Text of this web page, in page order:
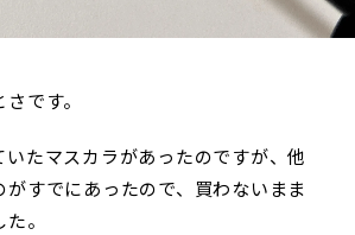
です。
いたマスカラがあったのですが、他
がすでにあったので、買わないまま
。